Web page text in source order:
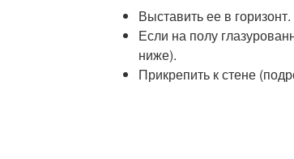
Выставить ее в
Если на полу
ниже).
Прикрепить к стене